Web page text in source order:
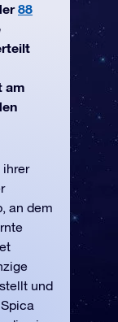
88
am
ihrer
an dem
und